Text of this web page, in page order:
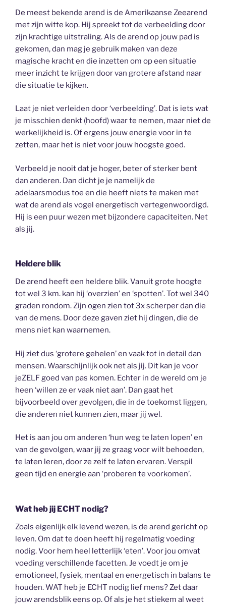
De meest bekende arend is de Amerikaanse Zeearend
met zijn witte kop. Hij spreekt tot de verbeelding door
zijn krachtige uitstraling. Als de arend op jouw pad is
gekomen, dan mag je gebruik maken van deze
magische kracht en die inzetten om op een situatie
meer inzicht te krijgen door van grotere afstand naar
die situatie te kijken.
Laat je niet verleiden door ‘verbeelding’. Dat is iets wat
je misschien denkt (hoofd) waar te nemen, maar niet de
werkelijkheid is. Of ergens jouw energie voor in te
zetten, maar het is niet voor jouw hoogste goed.
Verbeeld je nooit dat je hoger, beter of sterker bent
dan anderen. Dan dicht je je namelijk de
adelaarsmodus toe en die heeft niets te maken met
wat de arend als vogel energetisch vertegenwoordigd.
Hij is een puur wezen met bijzondere capaciteiten. Net
als jij.
Heldere blik
De arend heeft een heldere blik. Vanuit grote hoogte
tot wel 3 km. kan hij ‘overzien’ en ‘spotten’. Tot wel 340
graden rondom. Zijn ogen zien tot 3x scherper dan die
van de mens. Door deze gaven ziet hij dingen, die de
mens niet kan waarnemen.
Hij ziet dus ‘grotere gehelen’ en vaak tot in detail dan
mensen. Waarschijnlijk ook net als jij. Dit kan je voor
jeZELF goed van pas komen. Echter in de wereld om je
heen ‘willen ze er vaak niet aan’. Dan gaat het
bijvoorbeeld over gevolgen, die in de toekomst liggen,
die anderen niet kunnen zien, maar jij wel.
Het is aan jou om anderen ‘hun weg te laten lopen’ en
van de gevolgen, waar jij ze graag voor wilt behoeden,
te laten leren, door ze zelf te laten ervaren. Verspil
geen tijd en energie aan ‘proberen te voorkomen’.
Wat heb jij ECHT nodig?
Zoals eigenlijk elk levend wezen, is de arend gericht op
leven. Om dat te doen heeft hij regelmatig voeding
nodig. Voor hem heel letterlijk ‘eten’. Voor jou omvat
voeding verschillende facetten. Je voedt je om je
emotioneel, fysiek, mentaal en energetisch in balans te
houden. WAT heb je ECHT nodig lief mens? Zet daar
jouw arendsblik eens op. Of als je het stiekem al weet